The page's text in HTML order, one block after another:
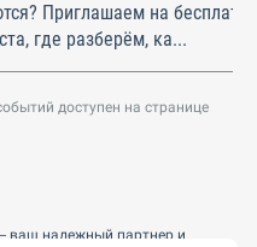
Приглашаем на
где разберём, ка...
доступен на странице
ваш надежный партнер и